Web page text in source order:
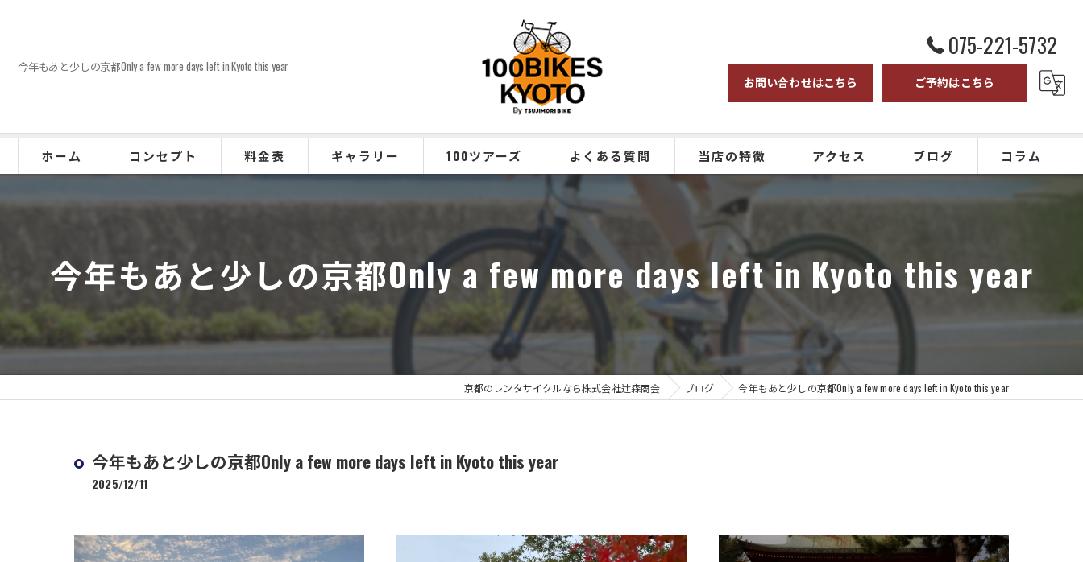
今年もあと少しの京都Only a few more days left in Kyoto this year
075-221-5732
お問い合わせはこちら ご予約はこちら
ホーム コンセプト
お客様の声
料金表 ギャラリー 100ツアーズ よくある質問 当店の特徴
クロスバイク
ロードバイク
eバイク
サイクリング
観光ツアー
アクセス ブログ コラム
今年もあと少しの京都Only a few more days left in Kyoto this year
京都のレンタサイクルなら株式会社辻森商会 ブログ 今年もあと少しの京都Only a few more days left in Kyoto this year
今年もあと少しの京都Only a few more days left in Kyoto this year
2025/12/11